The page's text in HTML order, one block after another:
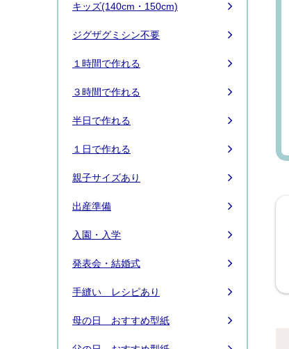
キッズ(140cm・150cm)
ジグザグミシン不要
１時間で作れる
３時間で作れる
半日で作れる
１日で作れる
親子サイズあり
出産準備
入園・入学
発表会・結婚式
手縫い レシピあり
母の日 おすすめ型紙